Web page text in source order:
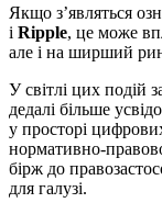
Якщо з’являться
і Ripple, це може
але і на ширший
У світлі цих подій
дедалі більше
у просторі
нормативно-
бірж до
для галузі.